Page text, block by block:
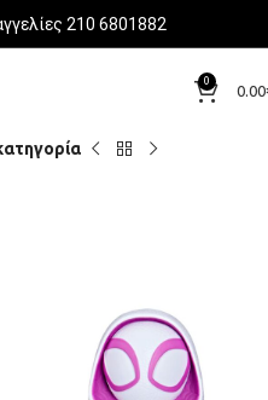
210 6801882
0
0.00